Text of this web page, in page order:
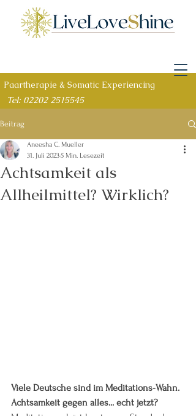
Paartherapie & Somatic Experiencing
Tel: 02202 2515545
Beitrag
Achtsamkeit als
Allheilmittel? Wirklich?
Aneesha C. Mueller
31. Juli 20235 Min. Lesezeit
Viele Deutsche sind im Meditations-Wahn.
Achtsamkeit gegen alles... echt jetzt?